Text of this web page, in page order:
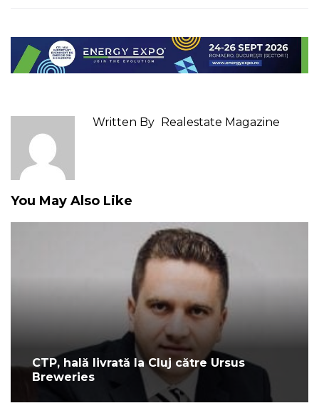
Written By Realestate Magazine
You May Also Like
CTP, hală livrată la Cluj către Ursus
Breweries